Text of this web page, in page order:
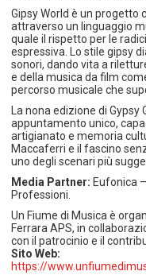
Gipsy World è un progetto
attraverso un linguaggio
quale il rispetto per le
espressiva. Lo stile gipsy
sonori, dando vita a
e della musica da film
percorso musicale che
La nona edizione di Gypsy
appuntamento unico,
artigianato e memoria
Maccaferri e il fascino
uno degli scenari più
Media Partner: Eufonica
Professioni.
Un Fiume di Musica è
Ferrara APS, in
con il patrocinio e il
Sito Web:
https://